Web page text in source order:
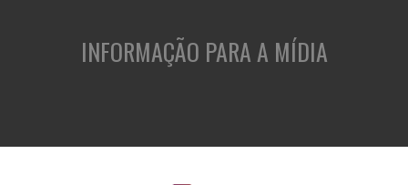
INFORMAÇÃO PARA A MÍDIA